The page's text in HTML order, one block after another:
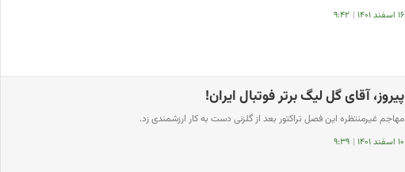
۱۶ اسفند ۱۴۰۱ | ۹:۴۲
پیروز، آقای گل لیگ برتر فوتبال ایران!
مهاجم غیرمنتظره این فصل تراکتور بعد از گلزنی دست به کار ارزشمندی زد.
۱۰ اسفند ۱۴۰۱ | ۹:۳۹